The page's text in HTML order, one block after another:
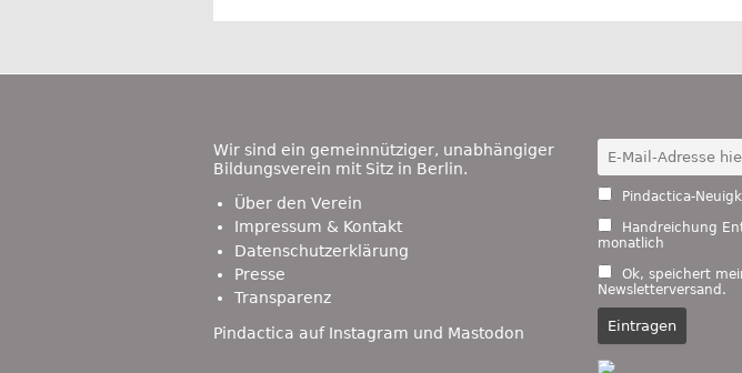
Footer
Wir sind ein gemeinnütziger, unabhängiger
Bildungsverein mit Sitz in Berlin.
Über den Verein
Impressum & Kontakt
Datenschutzerklärung
Presse
Transparenz
Pindactica auf Instagram und Mastodon
Pindactica-
Handreichung
monatlich
Ok, speichert
Newsletterversand.